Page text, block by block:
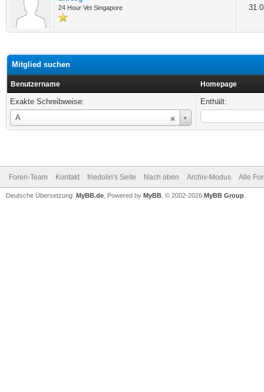
24 Hour Vet Singapore
Mitglied suchen
Benutzername Homepage
Exakte Schreibweise:
A
Benutzername
Enthält:
Foren-Team Kontakt friedolin's Seite Nach oben Archiv-Modus Alle
Deutsche Übersetzung: MyBB.de , Powered by MyBB , © 2002-2026 MyBB Group